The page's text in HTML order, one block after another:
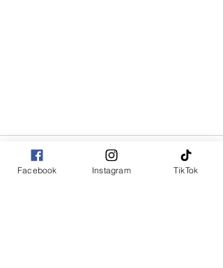
Facebook Instagram TikTok